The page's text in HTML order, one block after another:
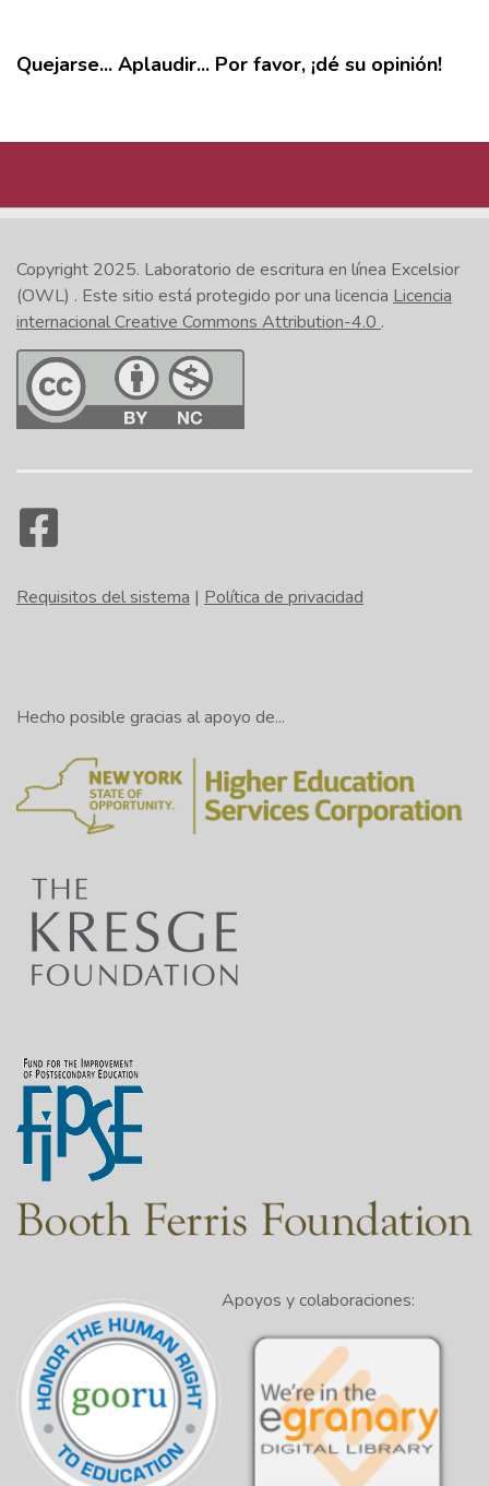
Quejarse... Aplaudir... Por favor, ¡dé su opinión!
Copyright 2025. Laboratorio de escritura en línea Excelsior
(OWL) . Este sitio está protegido por una licencia Licencia
internacional Creative Commons Attribution-4.0 .
Requisitos del sistema | Política de privacidad
Hecho posible gracias al apoyo de...
Apoyos y colaboraciones: